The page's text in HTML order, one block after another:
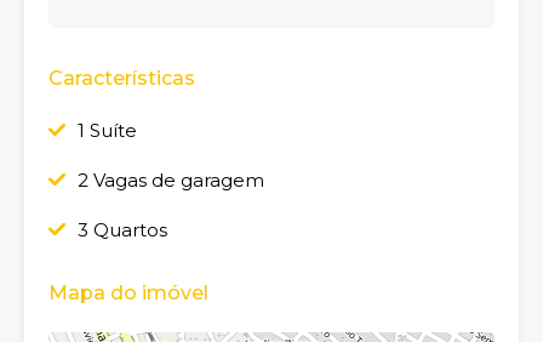
Características
1 Suíte
2 Vagas de garagem
3 Quartos
Mapa do imóvel